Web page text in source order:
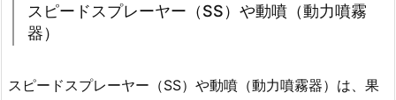
スピードスプレーヤー（SS）や動噴（動力噴霧
器）
スピードスプレーヤー（SS）や動噴（動力噴霧器）は、果